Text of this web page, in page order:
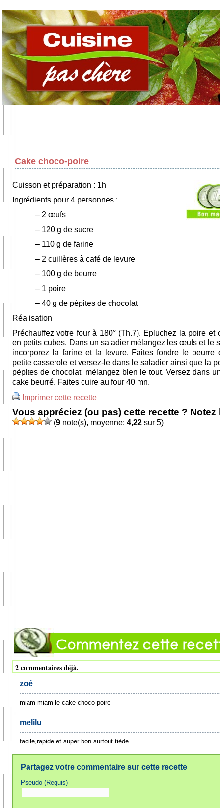
Cake choco-poire
Cuisson et préparation : 1h
Ingrédients pour 4 personnes :
– 2 œufs
– 120 g de sucre
– 110 g de farine
– 2 cuillères à café de levure
– 100 g de beurre
– 1 poire
– 40 g de pépites de chocolat
Réalisation :
Préchauffez votre four à 180° (Th.7). Epluchez la poire et
en petits cubes. Dans un saladier mélangez les œufs et le
incorporez la farine et la levure. Faites fondre le beurre
petite casserole et versez-le dans le saladier ainsi que la
pépites de chocolat, mélangez bien le tout. Versez dans
cake beurré. Faites cuire au four 40 mn.
Imprimer cette recette
Vous appréciez (ou pas) cette recette ? Notez
(9 note(s), moyenne: 4,22 sur 5)
2 commentaires déjà.
zoé
miam miam le cake choco-poire
melilu
facile,rapide et super bon surtout tiède
Partagez votre commentaire sur cette recette
Pseudo (Requis)